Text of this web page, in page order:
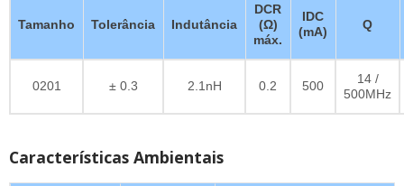
Tamanho Tolerância Indutância
DCR
(Ω)
máx.
IDC
(mA)
Q
0201 ± 0.3 2.1nH 0.2 500
14 /
500MHz
Características Ambientais